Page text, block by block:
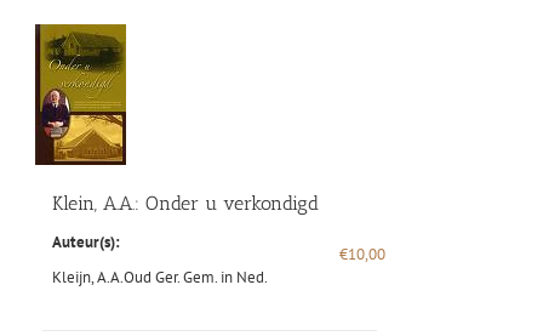
Klein, A.A.: Onder u verkondigd
Auteur(s):
Kleijn, A.A.Oud Ger. Gem. in Ned.
€10,00